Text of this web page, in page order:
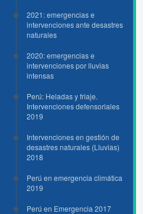
2021: emergencias e
intervenciones ante desastres
naturales
2020: emergencias e
intervenciones por lluvias
intensas
Perú: Heladas y friaje.
Intervenciones defensoriales
2019
Intervenciones en gestión de
desastres naturales (Lluvias)
2018
Perú en emergencia climática
2019
Perú en Emergencia 2017